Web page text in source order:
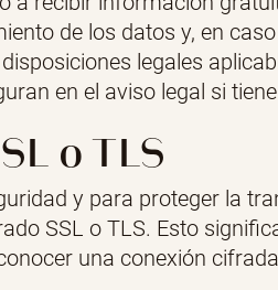
de los datos y, en
legales
en el aviso legal si
o TLS
y para proteger la
SSL o TLS. Esto
una conexión